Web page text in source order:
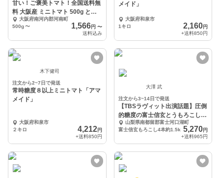
甘い！ご褒美トマト！全国送料無
料 大阪産 ミニトマト 500g とま
と 南河内
大阪府南河内郡河南町
500g〜 1,566円 〜
送料込み
メイド」
大阪府和泉市
1キロ
2,160円
+送料850円
木下健司
注文から2~7日で発送
常時糖度８以上ミニトマト「アマ
メイド」
大阪府和泉市
２キロ
4,212円
+送料850円
大澤 武
注文から3~14日で発送
【TBSラヴィット出演話題】圧倒
的糖度の富士信玄とうもろこしお
試4本約1.5kg
山梨県南都留郡富士河口湖町
富士信玄もろこし4本約1.5k 5,270円
+送料965円